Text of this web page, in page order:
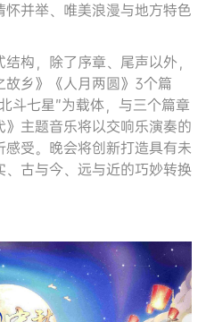
并举、唯美浪漫与地方特色
构，除了序章、尾声以外，
乡》《人月两圆》3个篇
斗七星”为载体，与三个篇章
主题音乐将以交响乐演奏的
受。晚会将创新打造具有未
古与今、远与近的巧妙转换